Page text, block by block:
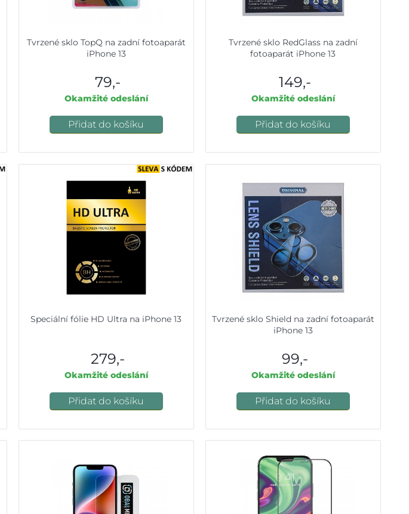
Tvrzené sklo TopQ na zadní fotoaparát
iPhone 13
79,-
Okamžité odeslání
Přidat do košíku
Tvrzené sklo RedGlass na zadní
fotoaparát iPhone 13
149,-
Okamžité odeslání
Přidat do košíku
Speciální fólie HD Ultra na iPhone 13
279,-
Okamžité odeslání
Přidat do košíku
Tvrzené sklo Shield na zadní fotoaparát
iPhone 13
99,-
Okamžité odeslání
Přidat do košíku